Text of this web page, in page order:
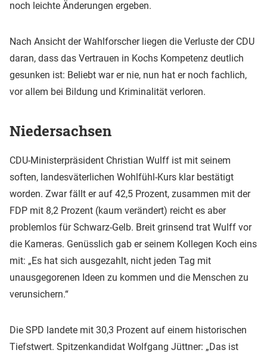
noch leichte Änderungen ergeben.
Nach Ansicht der Wahlforscher liegen die Verluste der CDU
daran, dass das Vertrauen in Kochs Kompetenz deutlich
gesunken ist: Beliebt war er nie, nun hat er noch fachlich,
vor allem bei Bildung und Kriminalität verloren.
Niedersachsen
CDU-Ministerpräsident Christian Wulff ist mit seinem
soften, landesväterlichen Wohlfühl-Kurs klar bestätigt
worden. Zwar fällt er auf 42,5 Prozent, zusammen mit der
FDP mit 8,2 Prozent (kaum verändert) reicht es aber
problemlos für Schwarz-Gelb. Breit grinsend trat Wulff vor
die Kameras. Genüsslich gab er seinem Kollegen Koch eins
mit: „Es hat sich ausgezahlt, nicht jeden Tag mit
unausgegorenen Ideen zu kommen und die Menschen zu
verunsichern.“
Die SPD landete mit 30,3 Prozent auf einem historischen
Tiefstwert. Spitzenkandidat Wolfgang Jüttner: „Das ist